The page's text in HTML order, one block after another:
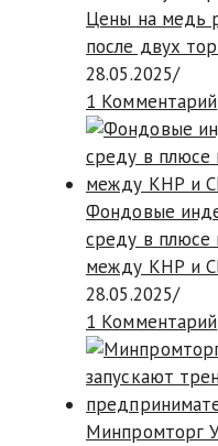
Цены на медь
после двух
28.05.2025/
1 Комментарий
Фондовые
среду в плюсе
между КНР и
28.05.2025/
1 Комментарий
Минпромторг